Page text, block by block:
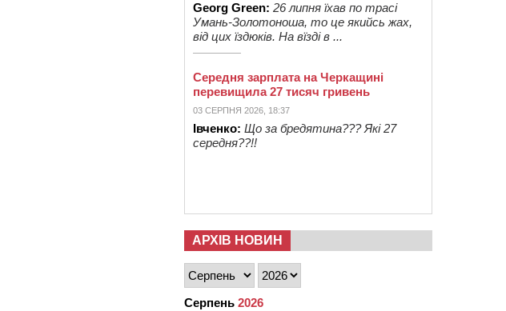
Georg Green: 26 липня їхав по трасі
Умань-Золотоноша, то це якийсь жах,
від цих їздюків. На вїзді в ...
Середня зарплата на Черкащині
перевищила 27 тисяч гривень
03 СЕРПНЯ 2026, 18:37
Івченко: Що за бредятина??? Які 27
середня??!!
АРХІВ НОВИН
Серпень 2026